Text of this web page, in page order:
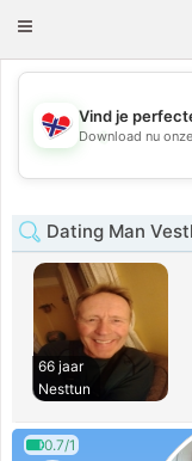
Toggle
💖
Vind je
Download nu
Dating Man
66 jaar
Nesttun
0.7/1